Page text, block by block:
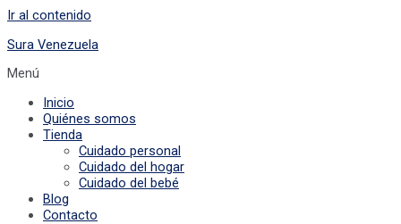
Ir al contenido
Sura Venezuela
Menú
Inicio
Quiénes somos
Tienda
Cuidado personal
Cuidado del hogar
Cuidado del bebé
Blog
Contacto